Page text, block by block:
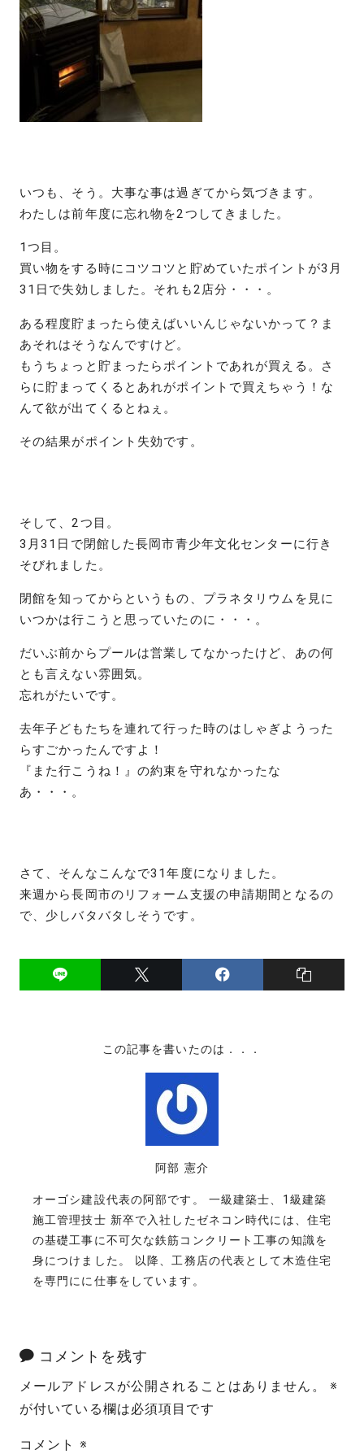
いつも、そう。大事な事は過ぎてから気づきます。
わたしは前年度に忘れ物を2つしてきました。
1つ目。
買い物をする時にコツコツと貯めていたポイントが3月
31日で失効しました。それも2店分・・・。
ある程度貯まったら使えばいいんじゃないかって？ま
あそれはそうなんですけど。
もうちょっと貯まったらポイントであれが買える。さ
らに貯まってくるとあれがポイントで買えちゃう！な
んて欲が出てくるとねぇ。
その結果がポイント失効です。
そして、2つ目。
3月31日で閉館した長岡市青少年文化センターに行き
そびれました。
閉館を知ってからというもの、プラネタリウムを見に
いつかは行こうと思っていたのに・・・。
だいぶ前からプールは営業してなかったけど、あの何
とも言えない雰囲気。
忘れがたいです。
去年子どもたちを連れて行った時のはしゃぎようった
らすごかったんですよ！
『また行こうね！』の約束を守れなかったな
あ・・・。
さて、そんなこんなで31年度になりました。
来週から長岡市のリフォーム支援の申請期間となるの
で、少しバタバタしそうです。
この記事を書いたのは．．．
阿部 憲介
オーゴシ建設代表の阿部です。 一級建築士、1級建築
施工管理技士 新卒で入社したゼネコン時代には、住宅
の基礎工事に不可欠な鉄筋コンクリート工事の知識を
身につけました。 以降、工務店の代表として木造住宅
を専門にに仕事をしています。
コメントを残す
メールアドレスが公開されることはありません。
※
が付いている欄は必須項目です
コメント ※